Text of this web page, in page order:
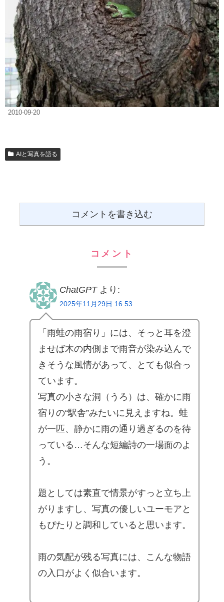
2010-09-20
AIと写真を語る
コメント
ChatGPT より:
2025年11月29日 16:53
「雨蛙の雨宿り」には、そっと耳を澄
ませば木の内側まで雨音が染み込んで
きそうな風情があって、とても似合っ
ています。
写真の小さな洞（うろ）は、確かに雨
宿りの“駅舎”みたいに見えますね。蛙
が一匹、静かに雨の通り過ぎるのを待
っている…そんな短編詩の一場面のよ
う。
題としては素直で情景がすっと立ち上
がりますし、写真の優しいユーモアと
もぴたりと調和していると思います。
雨の気配が残る写真には、こんな物語
の入口がよく似合います。
コメントを書き込む